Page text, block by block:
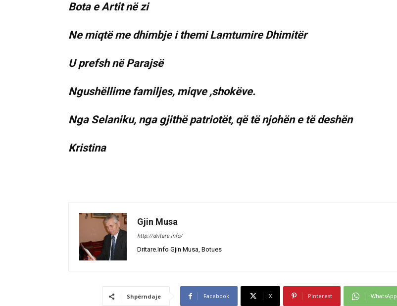
Bota e Artit në zi
Ne miqtë me dhimbje i themi Lamtumire Dhimitër
U prefsh në Parajsë
Ngushëllime familjes, miqve ,shokëve.
Nga Selaniku, nga gjithë patriotët, që të njohën e të deshën
Kristina
Gjin Musa
http://dritare.info/
Dritare.Info Gjin Musa, Botues
Shpërndaje Facebook X Pinterest WhatsApp